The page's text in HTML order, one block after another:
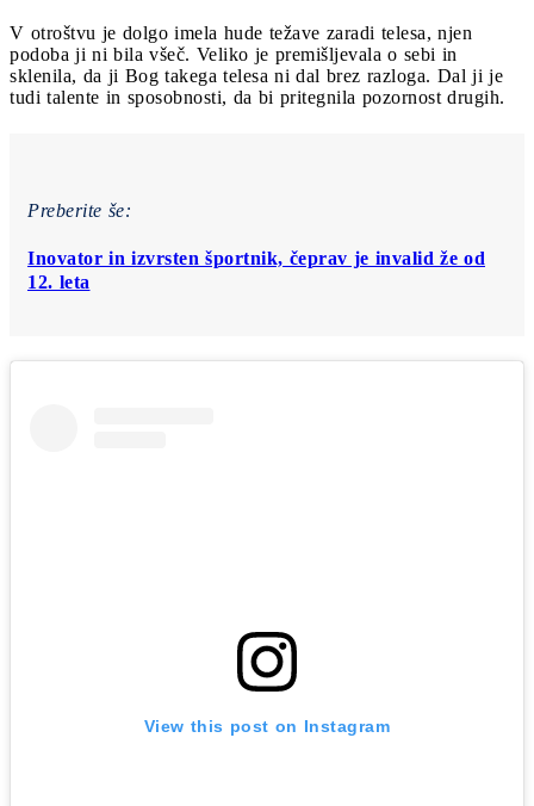
V otroštvu je dolgo imela hude težave zaradi telesa, njen
podoba ji ni bila všeč. Veliko je premišljevala o sebi in
sklenila, da ji Bog takega telesa ni dal brez razloga. Dal ji je
tudi talente in sposobnosti, da bi pritegnila pozornost drugih.
Preberite še:
Inovator in izvrsten športnik, čeprav je invalid že od
12. leta
View this post on Instagram